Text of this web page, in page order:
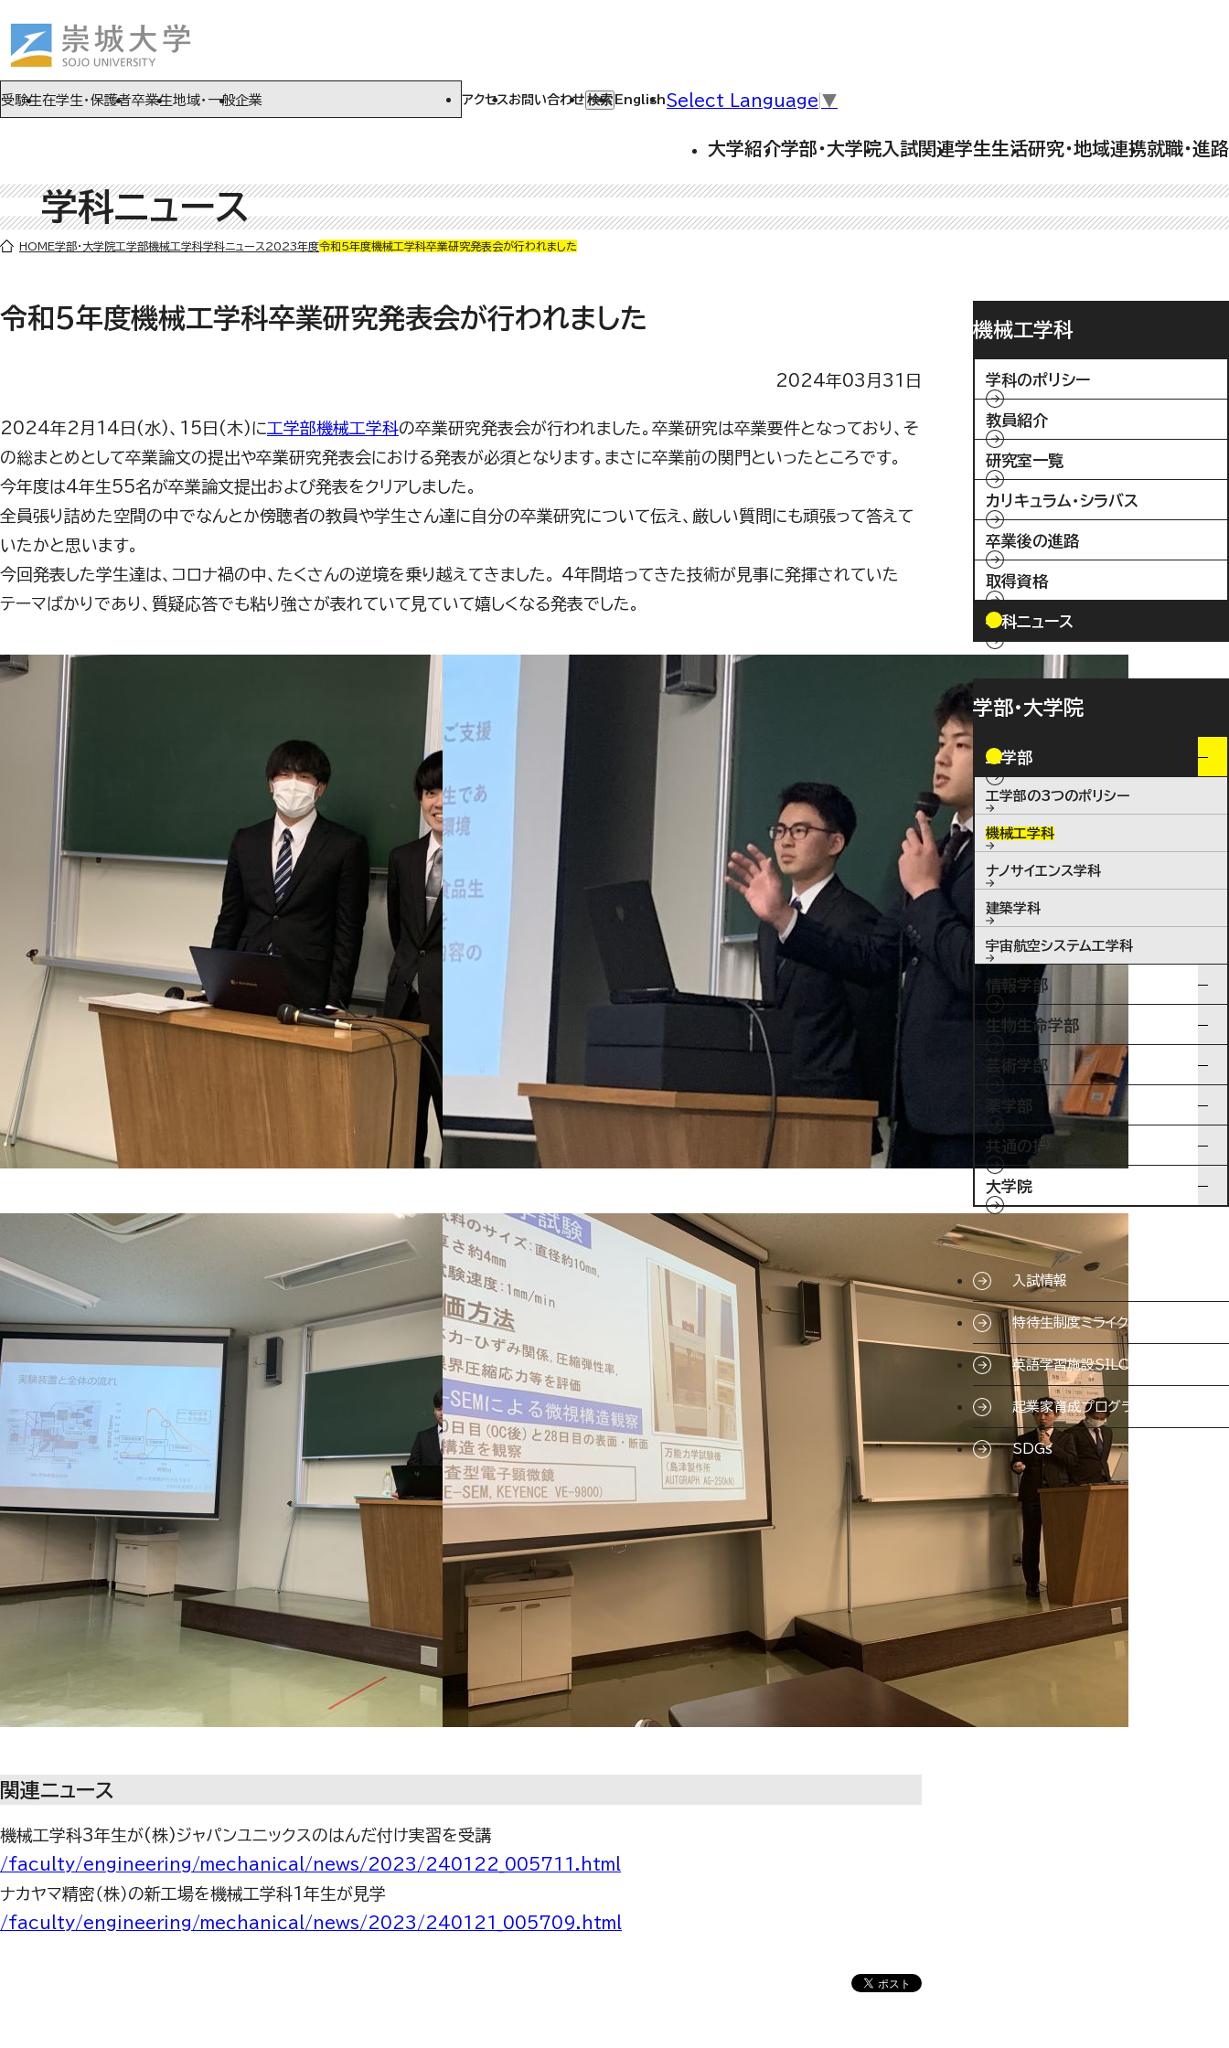
本文(c)へ
受験生在学生・保護者卒業生地域・一般企業 アクセスお問い合わせ 検索 English Select Language ▼
大学紹介学部・大学院 入試関連学生生活研究・地域連携就職・進路
ここから本文です。
学科ニュース
HOME学部・大学院工学部機械工学科学科ニュース 2023年度令和5年度機械工学科卒業研究発表会が行われました
令和5年度機械工学科卒業研究発表会が行われました
2024年03月31日
2024年2月14日(水)、15日(木)に工学部機械工学科の卒業研究発表会が行われました。卒業研究は卒業要件となっており、そ
の総まとめとして卒業論文の提出や卒業研究発表会における発表が必須となります。まさに卒業前の関門といったところです。
今年度は4年生55名が卒業論文提出および発表をクリアしました。
全員張り詰めた空間の中でなんとか傍聴者の教員や学生さん達に自分の卒業研究について伝え、厳しい質問にも頑張って答えて
いたかと思います。
今回発表した学生達は、コロナ禍の中、たくさんの逆境を乗り越えてきました。 4年間培ってきた技術が見事に発揮されていた
テーマばかりであり、質疑応答でも粘り強さが表れていて見ていて嬉しくなる発表でした。
関連ニュース
機械工学科3年生が(株)ジャパンユニックスのはんだ付け実習を受講
/faculty/engineering/mechanical/news/2023/240122_005711.html
ナカヤマ精密（株）の新工場を機械工学科1年生が見学
/faculty/engineering/mechanical/news/2023/240121_005709.html
機械工学科
学科のポリシー
教員紹介
研究室一覧
カリキュラム・シラバス
卒業後の進路
取得資格
学科ニュース
学部・大学院
工学部
工学部の3つのポリシー
機械工学科
ナノサイエンス学科
建築学科
宇宙航空システム工学科
情報学部
生物生命学部
芸術学部
薬学部
共通の授業
大学院
入試情報
特待生制度ミライク
英語学習施設SILC
起業家育成プログラム
SDGs